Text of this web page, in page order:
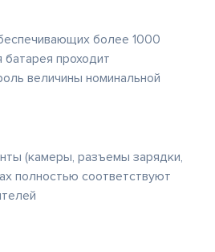
более 1000
проходит
величины номинальной
(камеры, разъемы зарядки,
полностью соответствуют